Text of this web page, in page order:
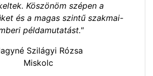
Köszönöm szépen a
és a magas szintű szakmai-
példamutatást."
Szilágyi Rózsa
Miskolc